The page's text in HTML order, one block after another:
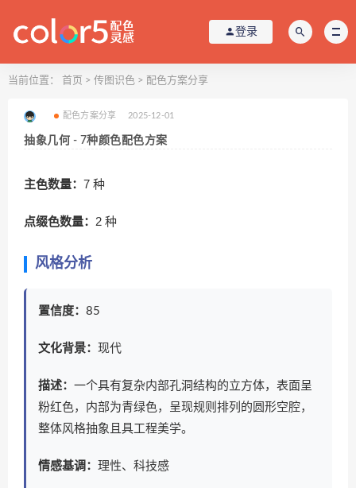
登录
当前位置： 首页 > 传图识色 > 配色方案分享
配色方案分享 2025-12-01
抽象几何 - 7种颜色配色方案
主色数量： 7 种
点缀色数量： 2 种
风格分析
置信度： 85
文化背景： 现代
描述： 一个具有复杂内部孔洞结构的立方体，表面呈
粉红色，内部为青绿色，呈现规则排列的圆形空腔，
整体风格抽象且具工程美学。
情感基调： 理性、科技感